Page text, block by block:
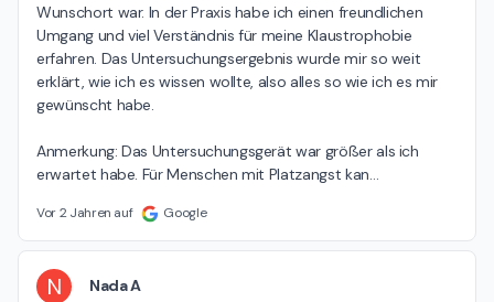
Wunschort war. In der Praxis habe ich einen freundlichen
Umgang und viel Verständnis für meine Klaustrophobie
erfahren. Das Untersuchungsergebnis wurde mir so weit
erklärt, wie ich es wissen wollte, also alles so wie ich es mir
gewünscht habe.
Anmerkung: Das Untersuchungsgerät war größer als ich
erwartet habe. Für Menschen mit Platzangst kan…
Vor 2 Jahren auf Google
N Nada A